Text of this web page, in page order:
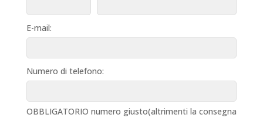
E-mail:
Numero di telefono:
OBBLIGATORIO numero giusto(altrimenti la consegna